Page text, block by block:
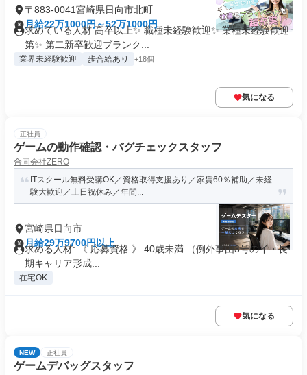
〒883-0041宮崎県日向市北町
月給22万1000円～52万1000円
求めている人材 高卒以上✨ 職種未経験歓迎✨ 業種未経験歓迎
第✨ 第二新卒歓迎ブランク...
業界未経験歓迎 歩合給あり +18個
気になる
正社員
ゲームの動作確認・バグチェックスタッフ
合同会社ZERO
ITスクール無料受講OK／資格取得支援あり／家賃60％補助／未経
験大歓迎／土日祝休み／年間...
宮崎県日向市
月給29万9700円以上
求める人材: 《 応募資格 》 40歳未満 （例外事由3号のイ・長
期キャリア形成...
在宅OK
気になる
NEW 正社員
ゲームデバッグスタッフ